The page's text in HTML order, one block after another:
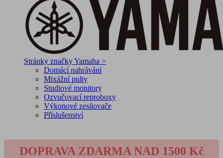
Stránky značky Yamaha >
Domácí nahrávání
Mixážní pulty
Studiové monitory
Ozvučovací reproboxy
Výkonové zesilovače
Příslušenství
DOPRAVA ZDARMA NAD 1500 Kč